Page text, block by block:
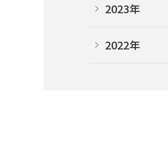
2023年
2022年